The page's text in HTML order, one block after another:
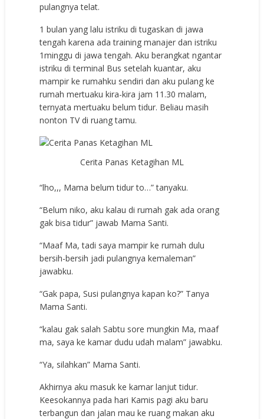
pulangnya telat.
1 bulan yang lalu istriku di tugaskan di jawa
tengah karena ada training manajer dan istriku
1minggu di jawa tengah. Aku berangkat ngantar
istriku di terminal Bus setelah kuantar, aku
mampir ke rumahku sendiri dan aku pulang ke
rumah mertuaku kira-kira jam 11.30 malam,
ternyata mertuaku belum tidur. Beliau masih
nonton TV di ruang tamu.
Cerita Panas Ketagihan ML
“lho,,, Mama belum tidur to…” tanyaku.
“Belum niko, aku kalau di rumah gak ada orang
gak bisa tidur” jawab Mama Santi.
“Maaf Ma, tadi saya mampir ke rumah dulu
bersih-bersih jadi pulangnya kemaleman”
jawabku.
“Gak papa, Susi pulangnya kapan ko?” Tanya
Mama Santi.
“kalau gak salah Sabtu sore mungkin Ma, maaf
ma, saya ke kamar dudu udah malam” jawabku.
“Ya, silahkan” Mama Santi.
Akhirnya aku masuk ke kamar lanjut tidur.
Keesokannya pada hari Kamis pagi aku baru
terbangun dan jalan mau ke ruang makan aku